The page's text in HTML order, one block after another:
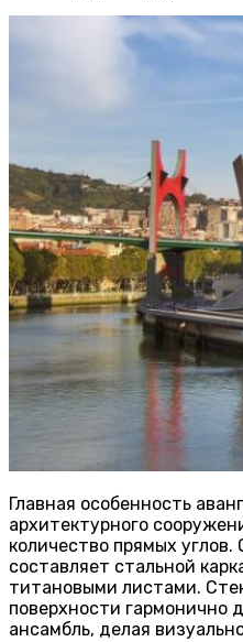
Главная особенность
архитектурного
количество прямых углов.
составляет стальной
титановыми листами.
поверхности гармонично
ансамбль, делая